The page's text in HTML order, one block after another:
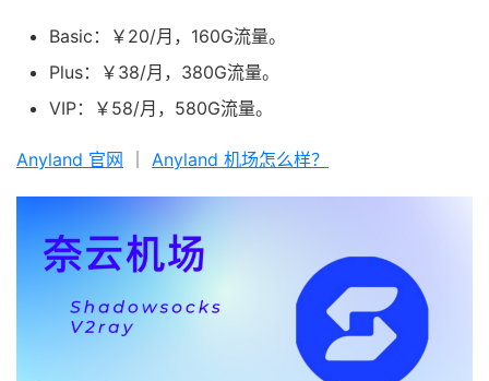
Basic：￥20/月，160G流量。
Plus：￥38/月，380G流量。
VIP：￥58/月，580G流量。
Anyland 官网 Anyland 机场怎么样？